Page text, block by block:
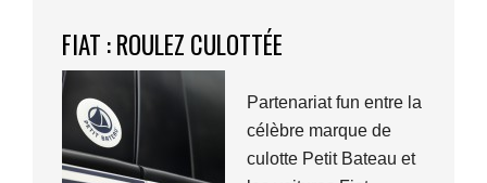
FIAT : ROULEZ CULOTTÉE
Partenariat fun entre la
célèbre marque de
culotte Petit Bateau et